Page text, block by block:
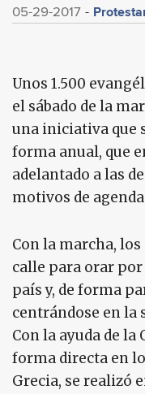
05-29-2017
Unos 1.500
el sábado de la
una iniciativa que
forma anual, que
adelantado a las
motivos de
Con la marcha,
calle para orar por
país y, de forma
centrándose en la
Con la ayuda de la
forma directa en
Grecia, se realizó